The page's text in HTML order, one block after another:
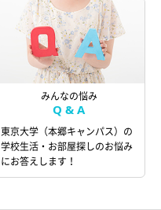
みんなの悩み
Q & A
東京大学（本郷キャンパス）の
学校生活・お部屋探しのお悩み
にお答えします！